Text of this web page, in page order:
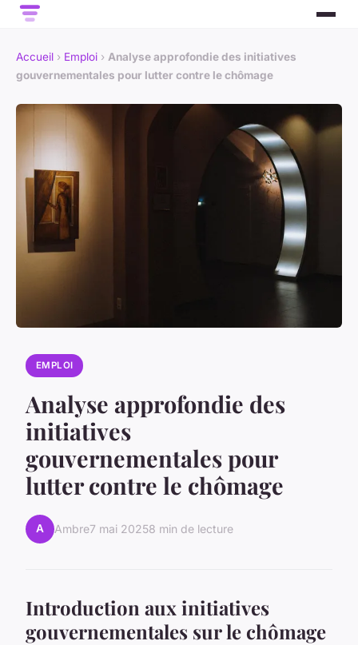
Accueil › Emploi › Analyse approfondie des initiatives
gouvernementales pour lutter contre le chômage
EMPLOI
Analyse approfondie des
initiatives
gouvernementales pour
lutter contre le chômage
A Ambre7 mai 20258 min de lecture
Introduction aux initiatives
gouvernementales sur le chômage